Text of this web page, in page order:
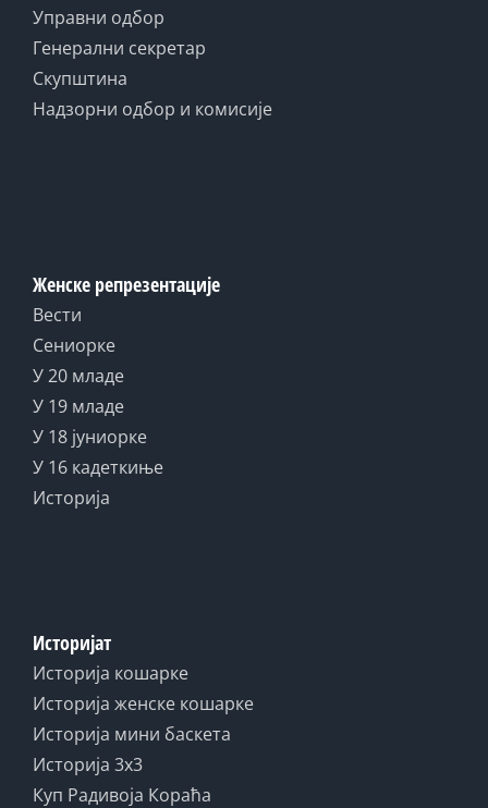
Управни одбор
Генерални секретар
Скупштина
Надзорни одбор и комисије
Женске репрезентације
Вести
Сениорке
У 20 младе
У 19 младе
У 18 јуниорке
У 16 кадеткиње
Историја
Историјат
Историја кошарке
Историја женске кошарке
Историја мини баскета
Историја 3x3
Куп Радивоја Кораћа